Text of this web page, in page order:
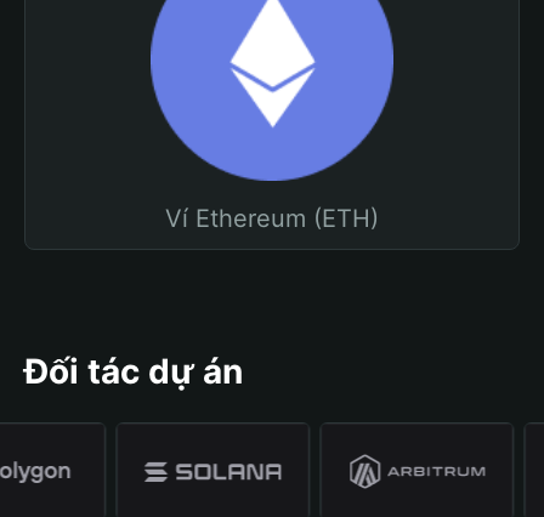
Ví Ethereum (ETH)
Đối tác dự án